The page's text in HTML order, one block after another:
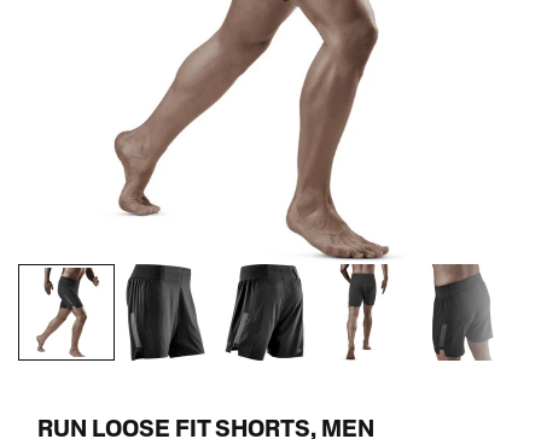
RUN LOOSE FIT SHORTS, MEN